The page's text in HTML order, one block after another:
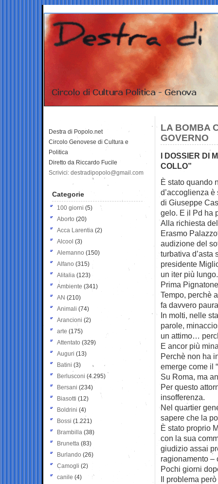
LA BOMBA
GOVERNO
I DOSSIER DI
COLLO”
È stato quando
d’accoglienza
di Giuseppe
gelo. E il Pd ha
Alla richiesta
Erasmo
audizione del
turbativa d’asta
presidente
un iter più lungo.
Prima
Tempo, perchè
fa davvero
In molti, nelle
parole,
un attimo…
E ancor più
Perchè non ha
emerge come il
Su Roma, ma
Per questo
insofferenza.
Nel quartier
sapere che la
È stato proprio
con la sua
giudizio assai
ragionamento –
Pochi giorni
Il problema
Destra di Popolo.net
Circolo Genovese di Cultura e
Politica
Diretto da Riccardo Fucile
Scrivici: destradipopolo@gmail.com
Categorie
100 giorni (5)
Aborto (20)
Acca Larentia (2)
Alcool (3)
Alemanno (150)
Alfano (315)
Alitalia (123)
Ambiente (341)
AN (210)
Animali (74)
Arancioni (2)
arte (175)
Attentato (329)
Auguri (13)
Batini (3)
Berlusconi (4.295)
Bersani (234)
Biasotti (12)
Boldrini (4)
Bossi (1.221)
Brambilla (38)
Brunetta (83)
Burlando (26)
Camogli (2)
canile (4)